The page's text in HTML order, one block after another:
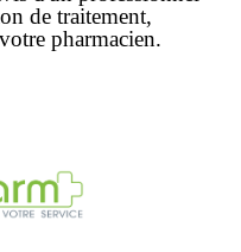
de traitement,
pharmacien.